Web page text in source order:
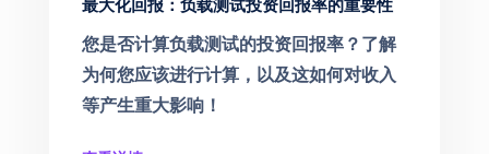
最大化回报：负载测试投资回报率的重要性
您是否计算负载测试的投资回报率？了解
为何您应该进行计算，以及这如何对收入
等产生重大影响！